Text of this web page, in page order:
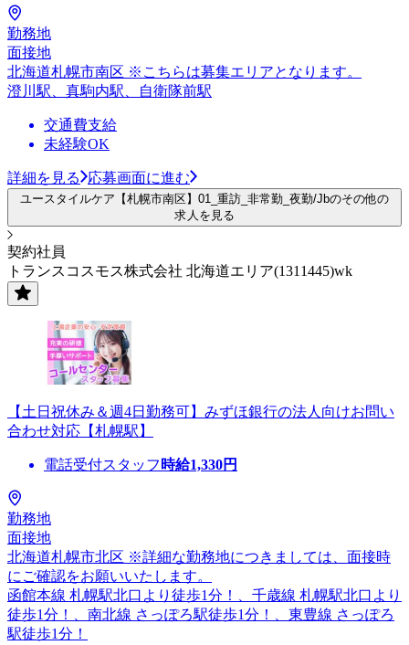
勤務地
面接地
北海道札幌市南区 ※こちらは募集エリアとなります。
澄川駅、真駒内駅、自衛隊前駅
交通費支給
未経験OK
詳細を見る 応募画面に進む
ユースタイルケア【札幌市南区】01_重訪_非常勤_夜勤/Jbのその他の
求人を見る
契約社員
トランスコスモス株式会社 北海道エリア(1311445)wk
【土日祝休み＆週4日勤務可】みずほ銀行の法人向けお問い
合わせ対応【札幌駅】
電話受付スタッフ 時給1,330円
勤務地
面接地
北海道札幌市北区 ※詳細な勤務地につきましては、面接時
にご確認をお願いいたします。
函館本線 札幌駅北口より徒歩1分！、千歳線 札幌駅北口より
徒歩1分！、南北線 さっぽろ駅徒歩1分！、東豊線 さっぽろ
駅徒歩1分！